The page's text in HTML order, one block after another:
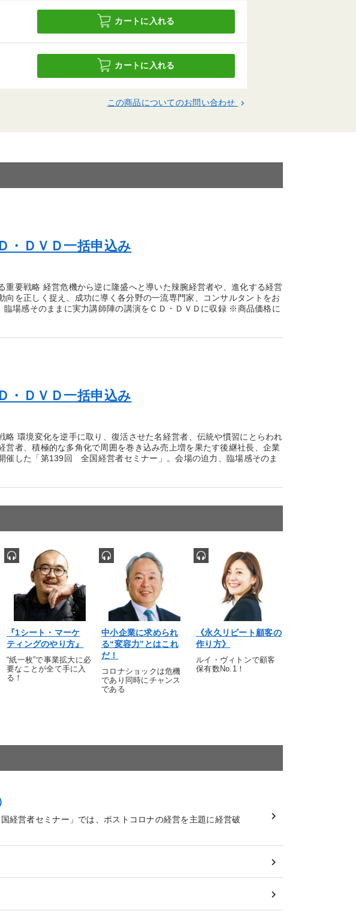
カートに入れる
カートに入れる
この商品についてのお問い合わせ keyboard_arrow_right
・ＤＶＤ一括申込み
要戦略 経営危機から逆に隆盛へと導いた辣腕経営者や、進化する経営
を正しく捉え、成功に導く各分野の一流専門家、コンサルタントをお
場感そのままに実力講師陣の講演をＣＤ・ＤＶＤに収録 ※商品価格に
・ＤＶＤ一括申込み
環境変化を逆手に取り、復活させた名経営者、伝統や慣習にとらわれ
者、積極的な多角化で周囲を巻き込み売上増を果たす後継社長、企業
催した「第139回 全国経営者セミナー」。会場の迫力、臨場感そのま
『1シート・マーケ
ティングのやり方』
“紙一枚”で事業拡大に必
要なことが全て手に入
る！
中小企業に求められ
る“変容力”とはこれ
だ！
コロナショックは危機
であり同時にチャンス
である
《永久リピート顧客の
作り方》
ルイ・ヴィトンで顧客
保有数No.1！
営者セミナー」では、ポストコロナの経営を主題に経営破